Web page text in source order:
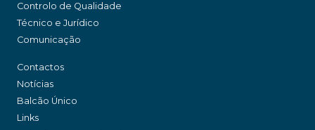
Controlo de Qualidade
Técnico e Jurídico
Comunicação
Contactos
Notícias
Balcão Único
Links